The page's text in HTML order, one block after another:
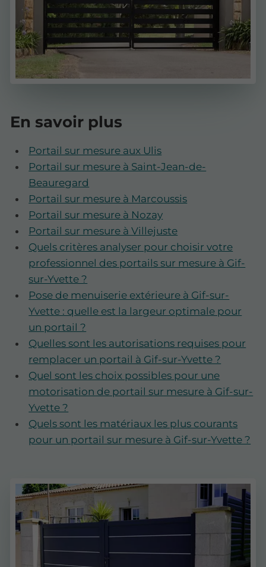
En savoir plus
Portail sur mesure aux Ulis
Portail sur mesure à Saint-Jean-de-
Beauregard
Portail sur mesure à Marcoussis
Portail sur mesure à Nozay
Portail sur mesure à Villejuste
Quels critères analyser pour choisir votre
professionnel des portails sur mesure à Gif-
sur-Yvette ?
Pose de menuiserie extérieure à Gif-sur-
Yvette : quelle est la largeur optimale pour
un portail ?
Quelles sont les autorisations requises pour
remplacer un portail à Gif-sur-Yvette ?
Quel sont les choix possibles pour une
motorisation de portail sur mesure à Gif-sur-
Yvette ?
Quels sont les matériaux les plus courants
pour un portail sur mesure à Gif-sur-Yvette ?